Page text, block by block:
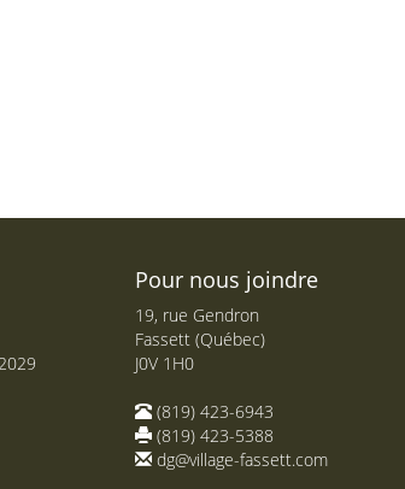
Pour nous joindre
19, rue Gendron
Fassett (Québec)
J0V 1H0
(819) 423-6943
(819) 423-5388
dg@village-fassett.com